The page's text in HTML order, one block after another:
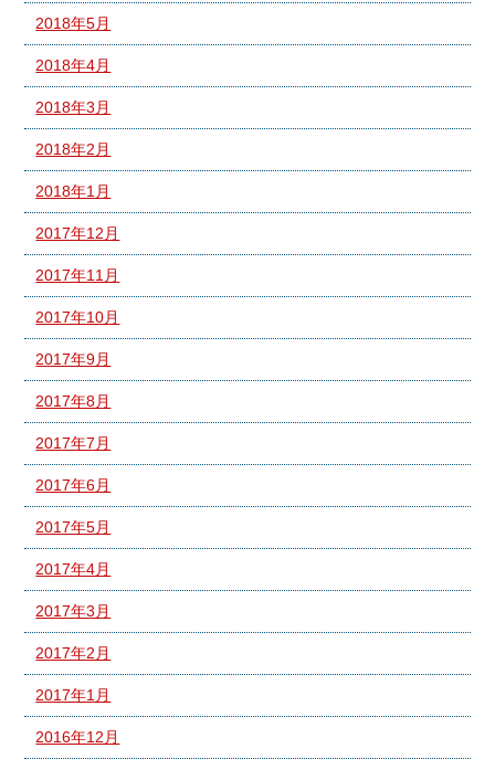
2018年5月
2018年4月
2018年3月
2018年2月
2018年1月
2017年12月
2017年11月
2017年10月
2017年9月
2017年8月
2017年7月
2017年6月
2017年5月
2017年4月
2017年3月
2017年2月
2017年1月
2016年12月